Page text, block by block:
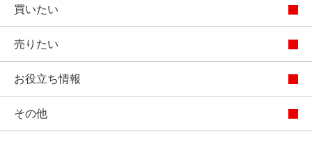
買いたい
売りたい
お役立ち情報
その他